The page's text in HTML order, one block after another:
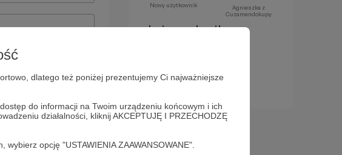
dlatego też poniżej prezentujemy Ci najważniejsze
do informacji na Twoim urządzeniu końcowym i ich
działalności, kliknij AKCEPTUJĘ I PRZECHODZĘ
opcję "USTAWIENIA ZAAWANSOWANE".
Nowy użytkownik
Agnieszka z
Cuzamendokupy
Już za chwilę